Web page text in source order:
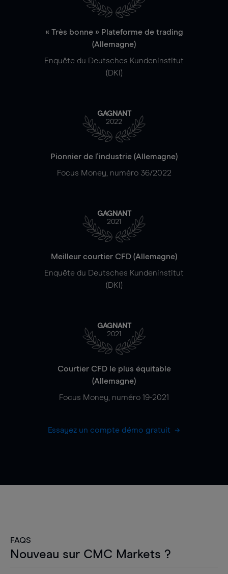
« Très bonne » Plateforme de trading
(Allemagne)
Enquête du Deutsches Kundeninstitut
(DKI)
GAGNANT
2022
Pionnier de l'industrie (Allemagne)
Focus Money, numéro 36/2022
GAGNANT
2021
Meilleur courtier CFD (Allemagne)
Enquête du Deutsches Kundeninstitut
(DKI)
GAGNANT
2021
Courtier CFD le plus équitable
(Allemagne)
Focus Money, numéro 19-2021
Essayez un compte démo gratuit
FAQS
Nouveau sur CMC Markets ?